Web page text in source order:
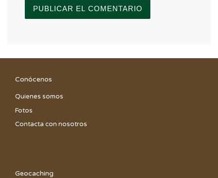
Conócenos
Quienes somos
Fotos
Contacta con nosotros
Geocaching